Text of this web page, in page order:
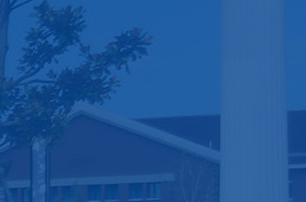
校友工作
校友名录